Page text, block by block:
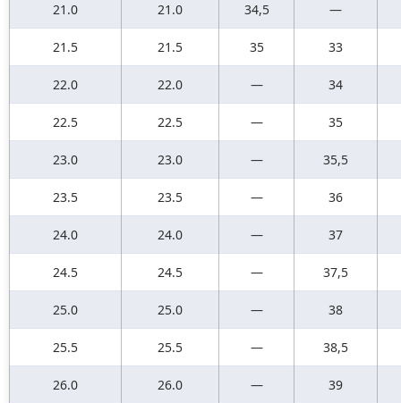
21.0 21.0 34,5 —
21.5 21.5 35 33
22.0 22.0 — 34
22.5 22.5 — 35
23.0 23.0 — 35,5
23.5 23.5 — 36
24.0 24.0 — 37
24.5 24.5 — 37,5
25.0 25.0 — 38
25.5 25.5 — 38,5
26.0 26.0 — 39